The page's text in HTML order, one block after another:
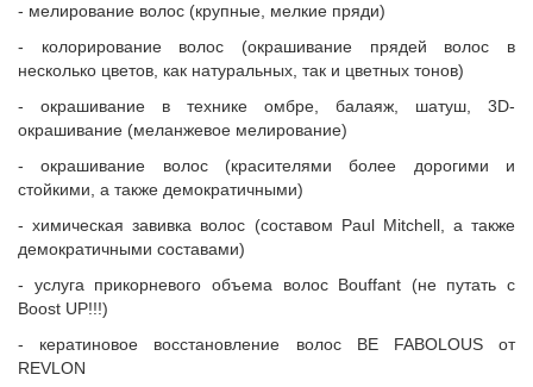
- мелирование волос (крупные, мелкие пряди)
- колорирование волос (окрашивание прядей волос в
несколько цветов, как натуральных, так и цветных тонов)
- окрашивание в технике омбре, балаяж, шатуш, 3D-
окрашивание (меланжевое мелирование)
- окрашивание волос (красителями более дорогими и
стойкими, а также демократичными)
- химическая завивка волос (составом Paul Mitchell, а также
демократичными составами)
- услуга прикорневого объема волос Bouffant (не путать с
Boost UP!!!)
- кератиновое восстановление волос BE FABOLOUS от
REVLON